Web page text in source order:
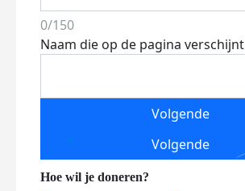
0/150
Naam die op de pagina verschijnt
Volgende
Volgende